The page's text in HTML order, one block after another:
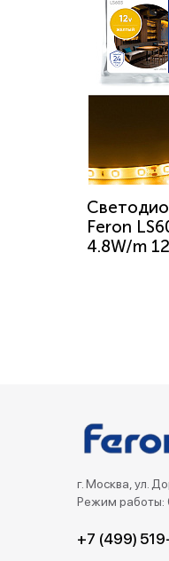
Feron
4.8W/m
г. Москва, ул.
Режим работы:
+7 (499)